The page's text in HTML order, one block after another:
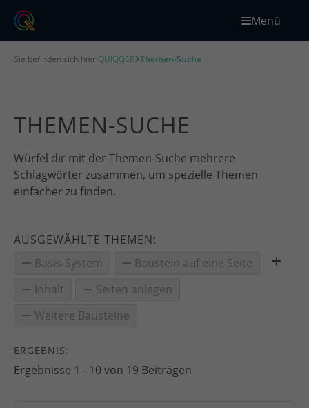
Menü
Sie befinden sich hier:QUIQQER Themen-Suche
THEMEN-SUCHE
Würfel dir mit der Themen-Suche mehrere
Schlagwörter zusammen, um spezielle Themen
einfacher zu finden.
AUSGEWÄHLTE THEMEN:
Basis-System
Baustein auf eine Seite
Inhalt
Seiten anlegen
Weitere Bausteine
ERGEBNIS:
Ergebnisse 1 - 10 von 19 Beiträgen